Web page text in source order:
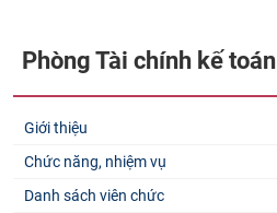
Phòng Tài chính kế toán
Giới thiệu
Chức năng, nhiệm vụ
Danh sách viên chức